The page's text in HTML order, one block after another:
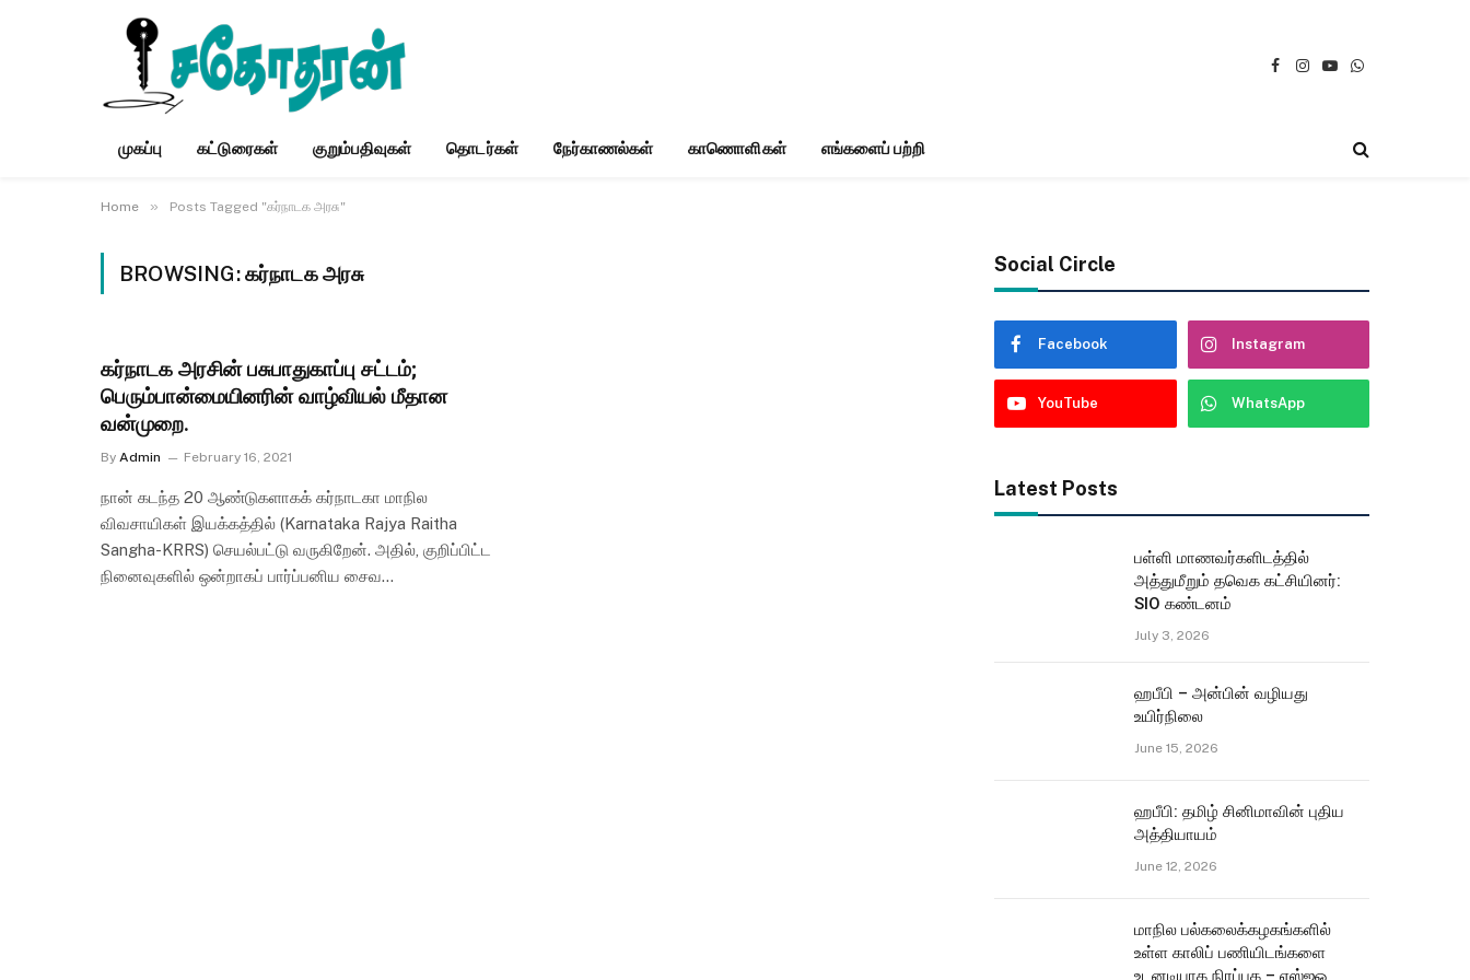
Facebook
Instagram
YouTubeWhatsApp
முகப்பு கட்டுரைகள் குறும்பதிவுகள் தொடர்கள் நேர்காணல்கள் காணொளிகள் எங்களைப் பற்றி
Home » Posts Tagged "கர்நாடக அரசு"
BROWSING:கர்நாடக அரசு
கர்நாடக அரசின் பசுபாதுகாப்பு சட்டம்;
பெரும்பான்மையினரின் வாழ்வியல் மீதான
வன்முறை.
By Admin February 16, 2021
நான் கடந்த 20 ஆண்டுகளாகக் கர்நாடகா மாநில
விவசாயிகள் இயக்கத்தில் (Karnataka Rajya Raitha
Sangha-KRRS) செயல்பட்டு வருகிறேன். அதில், குறிப்பிட்ட
நினைவுகளில் ஒன்றாகப் பார்ப்பனிய சைவ…
Social Circle
Facebook Instagram
YouTube WhatsApp
Latest Posts
பள்ளி மாணவர்களிடத்தில்
அத்துமீறும் தவெக கட்சியினர்:
SIO கண்டனம்
July 3, 2026
ஹபீபி – அன்பின் வழியது
உயிர்நிலை
June 15, 2026
ஹபீபி: தமிழ் சினிமாவின் புதிய
அத்தியாயம்
June 12, 2026
மாநில பல்கலைக்கழகங்களில்
உள்ள காலிப் பணியிடங்களை
உடனடியாக நிரப்புக – எஸ்ஐஓ